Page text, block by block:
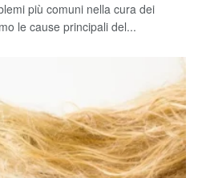
più comuni nella cura dei
le cause principali del...